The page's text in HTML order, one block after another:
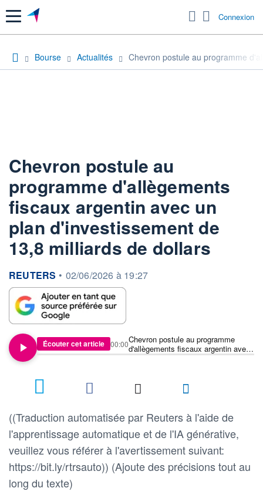
Menu Connexion
Bourse Actualités Chevron postule au programme
Chevron postule au
programme d'allègements
fiscaux argentin avec un
plan d'investissement de
13,8 milliards de dollars
information fournie par
REUTERS • 02/06/2026 à 19:27
Écouter cet article
Chevron postule au programme
d'allègements fiscaux argentin avec
un plan d'investissement de 13,8
00:00
((Traduction automatisée par Reuters à l'aide de
l'apprentissage automatique et de l'IA générative,
veuillez vous référer à l'avertissement suivant:
https://bit.ly/rtrsauto)) (Ajoute des précisions tout au
long du texte)